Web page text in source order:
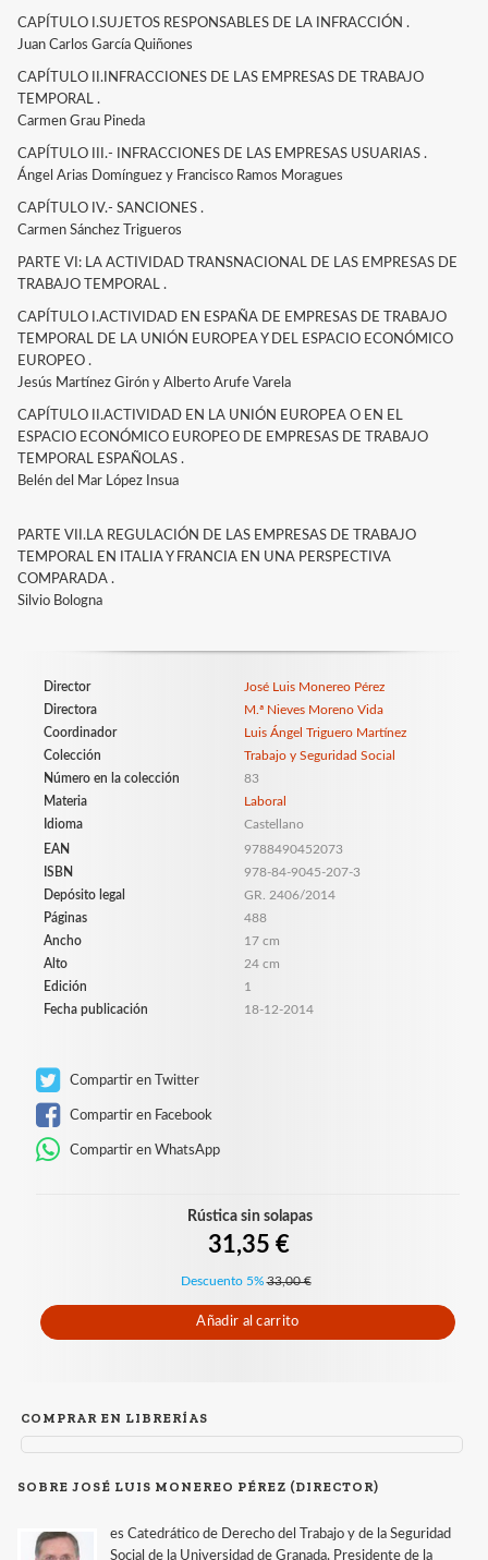
CAPÍTULO I.SUJETOS RESPONSABLES DE LA INFRACCIÓN .
Juan Carlos García Quiñones
CAPÍTULO II.INFRACCIONES DE LAS EMPRESAS DE TRABAJO
TEMPORAL .
Carmen Grau Pineda
CAPÍTULO III.- INFRACCIONES DE LAS EMPRESAS USUARIAS .
Ángel Arias Domínguez y Francisco Ramos Moragues
CAPÍTULO IV.- SANCIONES .
Carmen Sánchez Trigueros
PARTE VI: LA ACTIVIDAD TRANSNACIONAL DE LAS EMPRESAS DE
TRABAJO TEMPORAL .
CAPÍTULO I.ACTIVIDAD EN ESPAÑA DE EMPRESAS DE TRABAJO
TEMPORAL DE LA UNIÓN EUROPEA Y DEL ESPACIO ECONÓMICO
EUROPEO .
Jesús Martínez Girón y Alberto Arufe Varela
CAPÍTULO II.ACTIVIDAD EN LA UNIÓN EUROPEA O EN EL
ESPACIO ECONÓMICO EUROPEO DE EMPRESAS DE TRABAJO
TEMPORAL ESPAÑOLAS .
Belén del Mar López Insua
PARTE VII.LA REGULACIÓN DE LAS EMPRESAS DE TRABAJO
TEMPORAL EN ITALIA Y FRANCIA EN UNA PERSPECTIVA
COMPARADA .
Silvio Bologna
Director
José Luis Monereo Pérez
Directora
M.ª Nieves Moreno Vida
Coordinador
Luis Ángel Triguero Martínez
Colección
Trabajo y Seguridad Social
Número en la colección
83
Materia
Laboral
Idioma
Castellano
EAN
9788490452073
ISBN
978-84-9045-207-3
Depósito legal
GR. 2406/2014
Páginas
488
Ancho
17 cm
Alto
24 cm
Edición
1
Fecha publicación
18-12-2014
Compartir en Twitter
Compartir en Facebook
Compartir en WhatsApp
Rústica sin solapas
31,35 €
Descuento 5% 33,00 €
Añadir al carrito
COMPRAR EN LIBRERÍAS
SOBRE JOSÉ LUIS MONEREO PÉREZ (DIRECTOR)
es Catedrático de Derecho del Trabajo y de la Seguridad
Social de la Universidad de Granada. Presidente de la